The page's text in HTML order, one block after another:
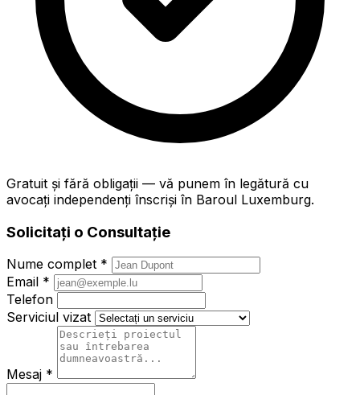
Gratuit și fără obligații — vă punem în legătură cu
avocați independenți înscriși în Baroul Luxemburg.
Solicitați o Consultație
Nume complet *
Email *
Telefon
Serviciul vizat
Mesaj *